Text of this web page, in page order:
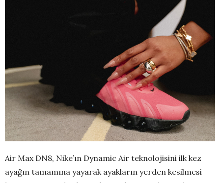
Air Max DN8, Nike’ın Dynamic Air teknolojisini ilk kez
ayağın tamamına yayarak ayakların yerden kesilmesi